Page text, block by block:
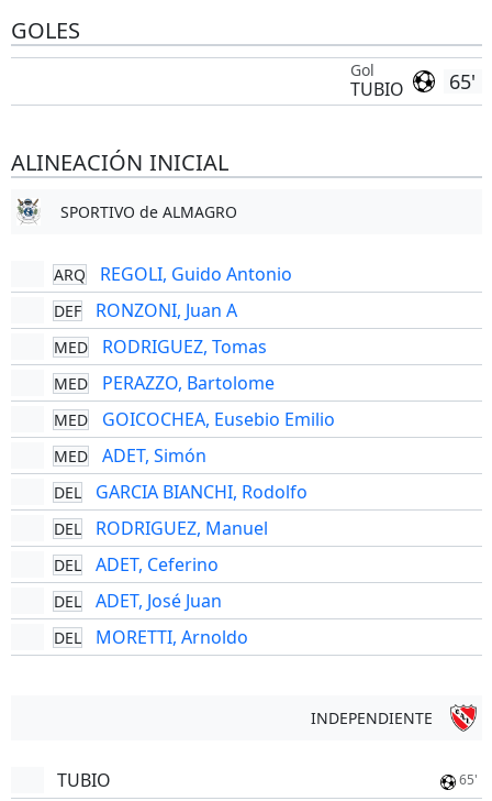
GOLES
65'
Gol
TUBIO
ALINEACIÓN INICIAL
SPORTIVO de ALMAGRO
ARQ REGOLI, Guido Antonio
DEF RONZONI, Juan A
MED RODRIGUEZ, Tomas
MED PERAZZO, Bartolome
MED GOICOCHEA, Eusebio Emilio
MED ADET, Simón
DEL GARCIA BIANCHI, Rodolfo
DEL RODRIGUEZ, Manuel
DEL ADET, Ceferino
DEL ADET, José Juan
DEL MORETTI, Arnoldo
INDEPENDIENTE
TUBIO 65'